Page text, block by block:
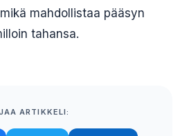
mahdollistaa pääsyn
tahansa.
ARTIKKELI: